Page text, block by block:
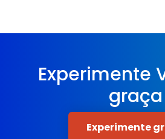
Experimente
graça
Experimente